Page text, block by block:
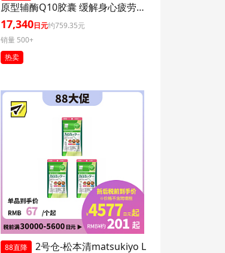
原型辅酶Q10胶囊 缓解身心疲劳
强健心肌 60粒 3个装
17,340日元约759.35元
销量 500+
热卖
88直降 2号仓-松本清matsukiyo L